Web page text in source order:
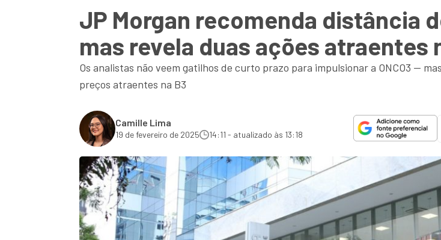
JP Morgan recomenda distância
mas revela duas ações atraentes
Os analistas não veem gatilhos de curto prazo para impulsionar a ONCO3 —
preços atraentes na B3
Camille Lima
19 de fevereiro de 2025 14:11 - atualizado às 13:18